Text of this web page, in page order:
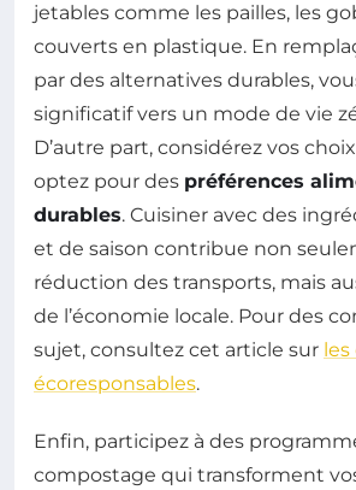
jetables comme les pailles, les
couverts en plastique. En
par des alternatives durables,
significatif vers un mode de vie
D’autre part, considérez vos
optez pour des préférences
durables. Cuisiner avec des
et de saison contribue non
réduction des transports, mais
de l’économie locale. Pour des
sujet, consultez cet article sur
écoresponsables.
Enfin, participez à des
compostage qui transforment